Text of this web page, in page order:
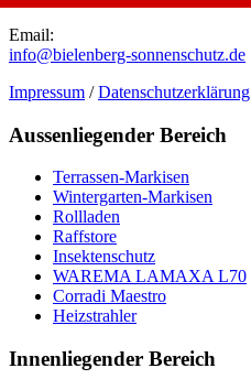
Email:
info@bielenberg-sonnenschutz.de
Impressum /Datenschutzerklärung
Aussenliegender Bereich
Terrassen-Markisen
Wintergarten-Markisen
Rollladen
Raffstore
Insektenschutz
WAREMA LAMAXA L70
Corradi Maestro
Heizstrahler
Innenliegender Bereich